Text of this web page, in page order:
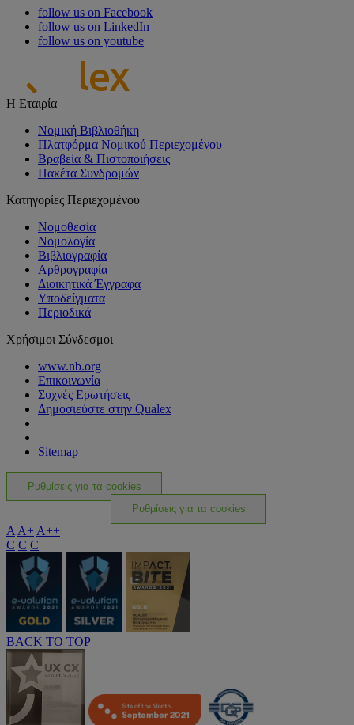
follow us on Facebook
follow us on LinkedIn
follow us on youtube
Η Εταιρία
Νομική Βιβλιοθήκη
Πλατφόρμα Νομικού Περιεχομένου
Βραβεία & Πιστοποιήσεις
Πακέτα Συνδρομών
Κατηγορίες Περιεχομένου
Νομοθεσία
Νομολογία
Βιβλιογραφία
Αρθρογραφία
Διοικητικά Έγγραφα
Υποδείγματα
Περιοδικά
Χρήσιμοι Σύνδεσμοι
www.nb.org
Επικοινωνία
Συχνές Ερωτήσεις
Δημοσιεύστε στην Qualex
Sitemap
Ρυθμίσεις για τα cookies
Ρυθμίσεις για τα cookies
A A+ A++
C C C
BACK TO TOP